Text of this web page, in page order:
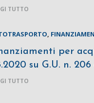
TUTTO
,
per
su G.U. n.
TUTTO